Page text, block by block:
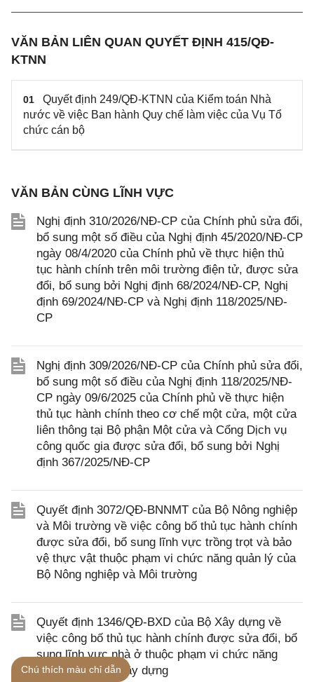
VĂN BẢN LIÊN QUAN QUYẾT ĐỊNH 415/QĐ-
KTNN
01
Quyết định 249/QĐ-KTNN của Kiểm toán Nhà
nước về việc Ban hành Quy chế làm việc của Vụ Tổ
chức cán bộ
VĂN BẢN CÙNG LĨNH VỰC
Nghị định 310/2026/NĐ-CP của Chính phủ sửa đổi,
bổ sung một số điều của Nghị định 45/2020/NĐ-CP
ngày 08/4/2020 của Chính phủ về thực hiện thủ
tục hành chính trên môi trường điện tử, được sửa
đổi, bổ sung bởi Nghị định 68/2024/NĐ-CP, Nghị
định 69/2024/NĐ-CP và Nghị định 118/2025/NĐ-
CP
Nghị định 309/2026/NĐ-CP của Chính phủ sửa đổi,
bổ sung một số điều của Nghị định 118/2025/NĐ-
CP ngày 09/6/2025 của Chính phủ về thực hiện
thủ tục hành chính theo cơ chế một cửa, một cửa
liên thông tại Bộ phận Một cửa và Cổng Dịch vụ
công quốc gia được sửa đổi, bổ sung bởi Nghị
định 367/2025/NĐ-CP
Quyết định 3072/QĐ-BNNMT của Bộ Nông nghiệp
và Môi trường về việc công bố thủ tục hành chính
được sửa đổi, bổ sung lĩnh vực trồng trọt và bảo
vệ thực vật thuộc phạm vi chức năng quản lý của
Bộ Nông nghiệp và Môi trường
Quyết định 1346/QĐ-BXD của Bộ Xây dựng về
việc công bố thủ tục hành chính được sửa đổi, bổ
sung lĩnh vực nhà ở thuộc phạm vi chức năng
quản lý của Bộ Xây dựng
Chú thích màu chỉ dẫn